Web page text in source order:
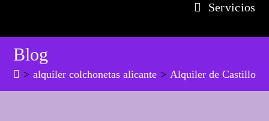
Servicios
Blog
> alquiler colchonetas alicante > Alquiler de Castillos